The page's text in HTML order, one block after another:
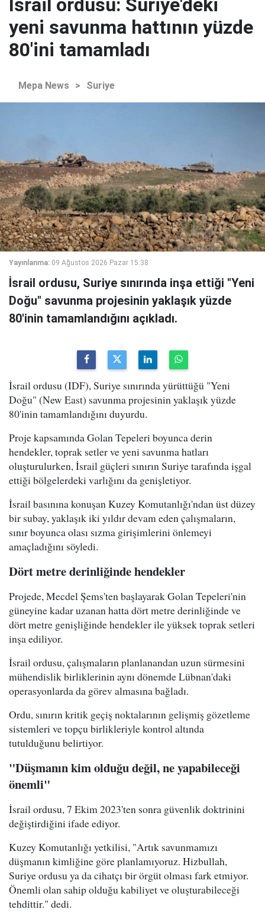
İsrail ordusu: Suriye'deki
yeni savunma hattının yüzde
80'ini tamamladı
Mepa News > Suriye
Yayınlanma: 09 Ağustos 2026 Pazar 15:38
İsrail ordusu, Suriye sınırında inşa ettiği "Yeni
Doğu" savunma projesinin yaklaşık yüzde
80'inin tamamlandığını açıkladı.
İsrail ordusu (IDF), Suriye sınırında yürüttüğü "Yeni
Doğu" (New East) savunma projesinin yaklaşık yüzde
80'inin tamamlandığını duyurdu.
Proje kapsamında Golan Tepeleri boyunca derin
hendekler, toprak setler ve yeni savunma hatları
oluşturulurken, İsrail güçleri sınırın Suriye tarafında işgal
ettiği bölgelerdeki varlığını da genişletiyor.
İsrail basınına konuşan Kuzey Komutanlığı'ndan üst düzey
bir subay, yaklaşık iki yıldır devam eden çalışmaların,
sınır boyunca olası sızma girişimlerini önlemeyi
amaçladığını söyledi.
Dört metre derinliğinde hendekler
Projede, Mecdel Şems'ten başlayarak Golan Tepeleri'nin
güneyine kadar uzanan hatta dört metre derinliğinde ve
dört metre genişliğinde hendekler ile yüksek toprak setleri
inşa ediliyor.
İsrail ordusu, çalışmaların planlanandan uzun sürmesini
mühendislik birliklerinin aynı dönemde Lübnan'daki
operasyonlarda da görev almasına bağladı.
Ordu, sınırın kritik geçiş noktalarının gelişmiş gözetleme
sistemleri ve topçu birlikleriyle kontrol altında
tutulduğunu belirtiyor.
"Düşmanın kim olduğu değil, ne yapabileceği
önemli"
İsrail ordusu, 7 Ekim 2023'ten sonra güvenlik doktrinini
değiştirdiğini ifade ediyor.
Kuzey Komutanlığı yetkilisi, "Artık savunmamızı
düşmanın kimliğine göre planlamıyoruz. Hizbullah,
Suriye ordusu ya da cihatçı bir örgüt olması fark etmiyor.
Önemli olan sahip olduğu kabiliyet ve oluşturabileceği
tehdittir." dedi.